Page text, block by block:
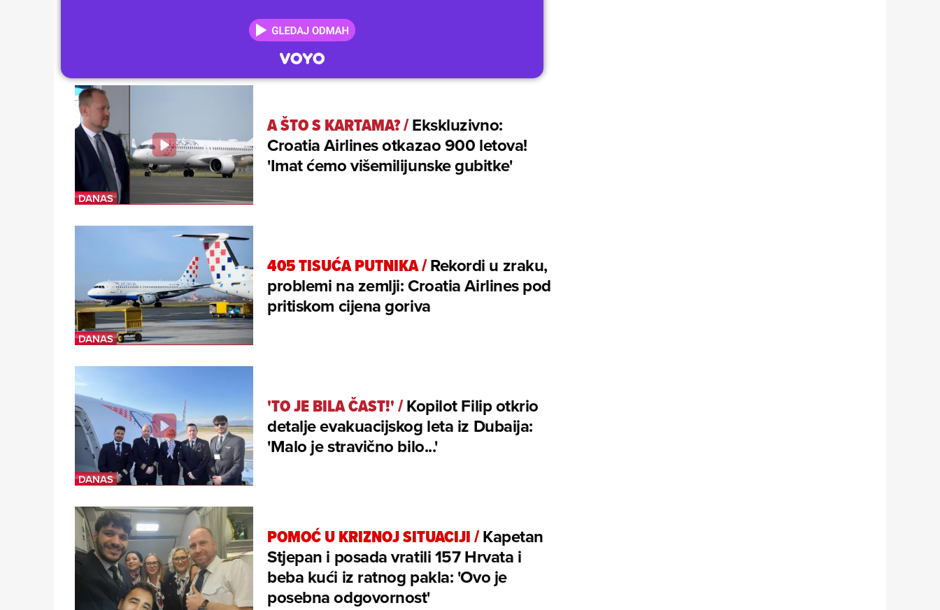
A ŠTO S KARTAMA?/Ekskluzivno:
Croatia Airlines otkazao 900 letova!
'Imat ćemo višemilijunske gubitke'
405 TISUĆA PUTNIKA/Rekordi u zraku,
problemi na zemlji: Croatia Airlines pod
pritiskom cijena goriva
'TO JE BILA ČAST!'/Kopilot Filip otkrio
detalje evakuacijskog leta iz Dubaija:
'Malo je stravično bilo...'
POMOĆ U KRIZNOJ SITUACIJI/Kapetan
Stjepan i posada vratili 157 Hrvata i
beba kući iz ratnog pakla: 'Ovo je
posebna odgovornost'